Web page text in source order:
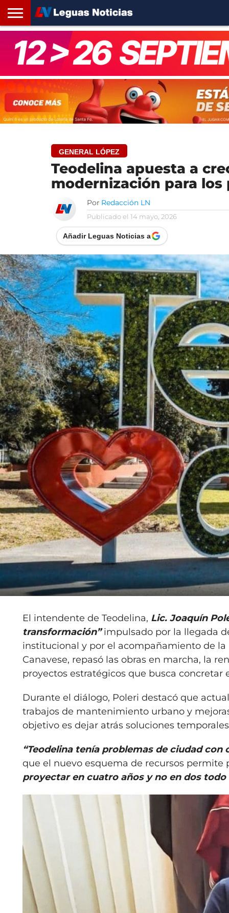
SANTA
FE
ROSARIO24
REGIONES
ARGENTINA
OPINIÓN
CONTACTO
GENERAL LÓPEZ
Teodelina apuesta a
modernización para los
Por Redacción LN
Publicado el 14 mayo, 2026
Añadir Leguas Noticias a
El intendente de Teodelina, Lic. Joaquín
transformación”impulsado por la llegada
institucional y por el acompañamiento de
Canavese, repasó las obras en marcha, la
proyectos estratégicos que busca concretar
Durante el diálogo, Poleri destacó que
trabajos de mantenimiento urbano y
objetivo es dejar atrás soluciones
“Teodelina tenía problemas de ciudad con
que el nuevo esquema de recursos
proyectar en cuatro años y no en dos